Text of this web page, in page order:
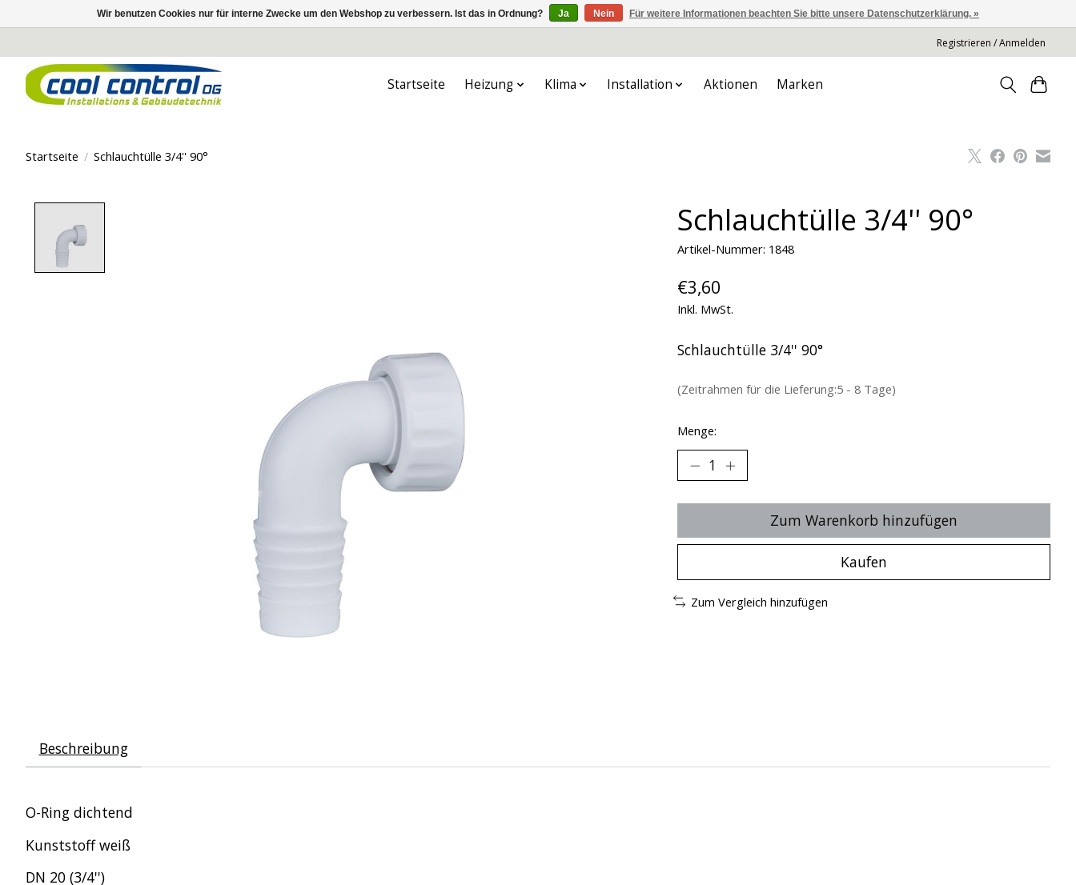
Registrieren / Anmelden
Startseite Heizung Klima Installation Aktionen Marken
Startseite / Schlauchtülle 3/4'' 90°
Schlauchtülle 3/4'' 90°
Artikel-Nummer: 1848
€3,60
Inkl. MwSt.
Schlauchtülle 3/4'' 90°
(Zeitrahmen für die Lieferung:5 - 8 Tage)
Menge:
Zum Warenkorb hinzufügen
Kaufen
Zum Vergleich hinzufügen
Beschreibung
O-Ring dichtend
Kunststoff weiß
DN 20 (3/4'')
Wir benutzen Cookies nur für interne Zwecke um den Webshop zu verbessern. Ist das in Ordnung? Ja Nein Für weitere Informationen beachten Sie bitte unsere Datenschutzerklärung. »